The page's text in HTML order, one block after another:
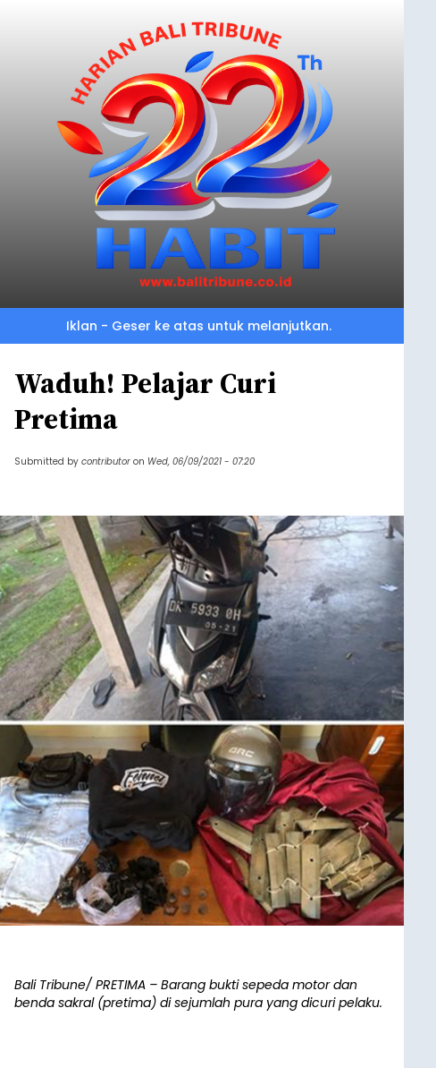
Iklan - Geser ke atas untuk melanjutkan.
Waduh! Pelajar Curi
Pretima
Submitted by contributor on Wed, 06/09/2021 - 07:20
Bali Tribune/ PRETIMA – Barang bukti sepeda motor dan
benda sakral (pretima) di sejumlah pura yang dicuri pelaku.